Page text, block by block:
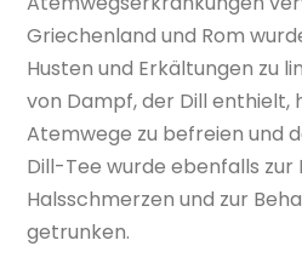
Griechenland und Rom
Husten und Erkältungen zu
von Dampf, der Dill enthielt,
Atemwege zu befreien und
Dill-Tee wurde ebenfalls zur
Halsschmerzen und zur
getrunken.